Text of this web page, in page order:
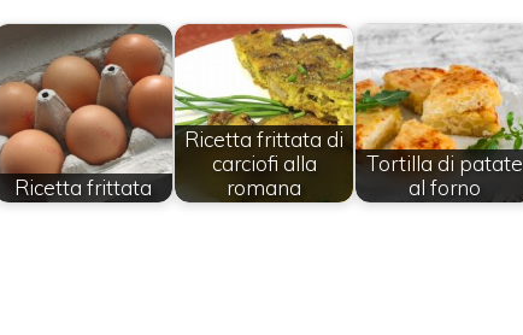
Ricetta frittata
Ricetta frittata di
carciofi alla
romana
Tortilla di patate
al forno